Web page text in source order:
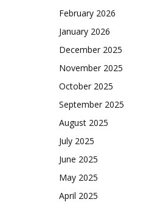
February 2026
January 2026
December 2025
November 2025
October 2025
September 2025
August 2025
July 2025
June 2025
May 2025
April 2025